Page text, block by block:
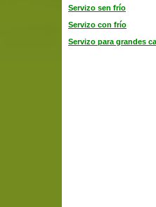
Servizo sen frío
Servizo con frío
Servizo para grandes